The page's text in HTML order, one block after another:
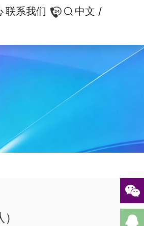
联系我们
中文 /